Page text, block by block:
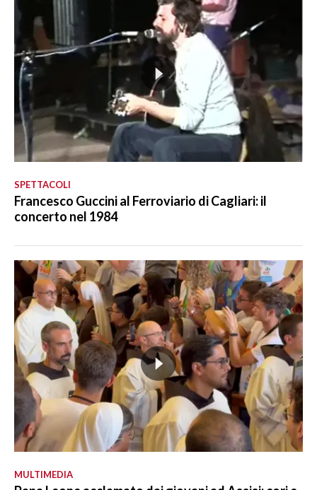
SPETTACOLI
Francesco Guccini al Ferroviario di Cagliari: il
concerto nel 1984
MULTIMEDIA